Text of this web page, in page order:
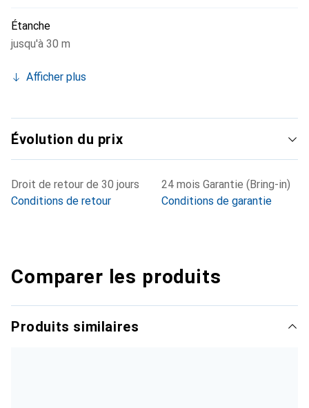
Étanche
jusqu'à 30 m
Afficher plus
Évolution du prix
Droit de retour de 30 jours
Conditions de retour
24 mois Garantie (Bring-in)
Conditions de garantie
Comparer les produits
Produits similaires